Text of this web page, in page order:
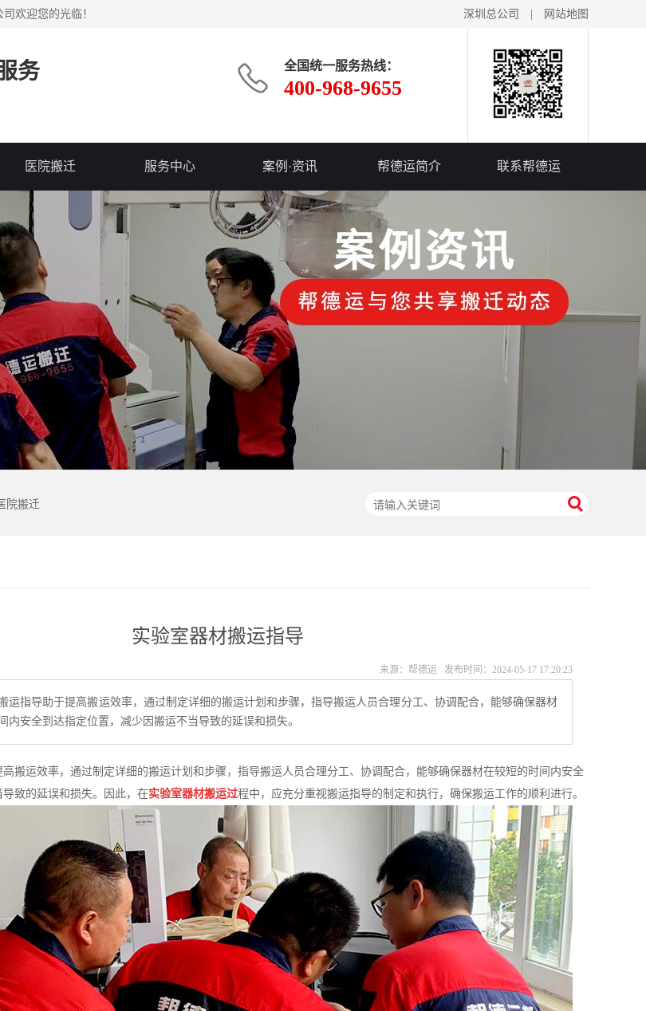
欢迎您的光临！ 深圳总公司 网站地图
务 全国统一服务热线：
400-968-9655
医院搬迁 服务中心 案例·资讯 帮德运简介 联系帮德运
院搬迁
实验室器材搬运指导
来源：帮德运 发布时间： 2024-05-17 17:20:23
运指导助于提高搬运效率，通过制定详细的搬运计划和步骤，指导搬运人员合理分工、协调配合，能够确保器材
内安全到达指定位置，减少因搬运不当导致的延误和损失。
搬运效率，通过制定详细的搬运计划和步骤，指导搬运人员合理分工、协调配合，能够确保器材在较短的时间内安全
致的延误和损失。因此，在实验室器材搬运过程中，应充分重视搬运指导的制定和执行，确保搬运工作的顺利进行。